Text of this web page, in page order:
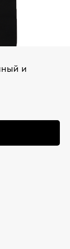
и